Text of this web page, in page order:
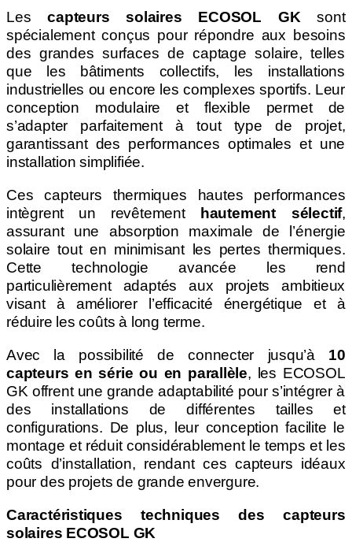
Lescapteurs solaires ECOSOL GK sont
spécialement conçus pour répondre aux besoins
des grandes surfaces de captage solaire, telles
que les bâtiments collectifs, les installations
industrielles ou encore les complexes sportifs. Leur
conception modulaire et flexible permet de
s’adapter parfaitement à tout type de projet,
garantissant des performances optimales et une
installation simplifiée.
Ces capteurs thermiques hautes performances
intègrent un revêtement
hautement sélectif,
assurant une absorption maximale de l’énergie
solaire tout en minimisant les pertes thermiques.
Cette technologie avancée les rend
particulièrement adaptés aux projets ambitieux
visant à améliorer l’efficacité énergétique et à
réduire les coûts à long terme.
Avec la possibilité de connecter jusqu’à 10
capteurs en série ou en parallèle, les ECOSOL
GK offrent une grande adaptabilité pour s’intégrer à
des installations de différentes tailles et
configurations. De plus, leur conception facilite le
montage et réduit considérablement le temps et les
coûts d’installation, rendant ces capteurs idéaux
pour des projets de grande envergure.
Caractéristiques techniques des capteurs
solaires ECOSOL GK